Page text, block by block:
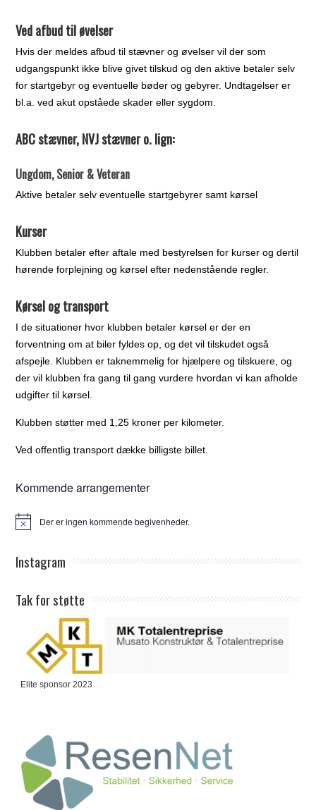
Ved afbud til øvelser
Hvis der meldes afbud til stævner og øvelser vil der som
udgangspunkt ikke blive givet tilskud og den aktive betaler selv
for startgebyr og eventuelle bøder og gebyrer. Undtagelser er
bl.a. ved akut opståede skader eller sygdom.
ABC stævner, NVJ stævner o. lign:
Ungdom, Senior & Veteran
Aktive betaler selv eventuelle startgebyrer samt kørsel
Kurser
Klubben betaler efter aftale med bestyrelsen for kurser og dertil
hørende forplejning og kørsel efter nedenstående regler.
Kørsel og transport
I de situationer hvor klubben betaler kørsel er der en
forventning om at biler fyldes op, og det vil tilskudet også
afspejle. Klubben er taknemmelig for hjælpere og tilskuere, og
der vil klubben fra gang til gang vurdere hvordan vi kan afholde
udgifter til kørsel.
Klubben støtter med 1,25 kroner per kilometer.
Ved offentlig transport dække billigste billet.
Kommende arrangementer
Notice Der er ingen kommende begivenheder.
Instagram
Tak for støtte
Elite sponsor 2023